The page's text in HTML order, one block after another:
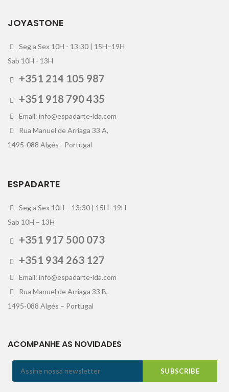
JOYASTONE
Seg a Sex 10H - 13:30 | 15H–19H
Sab 10H - 13H
+351 214 105 987
+351 918 790 435
Email: info@espadarte-lda.com
Rua Manuel de Arriaga 33 A,
1495-088 Algés - Portugal
ESPADARTE
Seg a Sex 10H – 13:30 | 15H–19H
Sab 10H – 13H
+351 917 500 073
+351 934 263 127
Email: info@espadarte-lda.com
Rua Manuel de Arriaga 33 B,
1495-088 Algés – Portugal
ACOMPANHE AS NOVIDADES